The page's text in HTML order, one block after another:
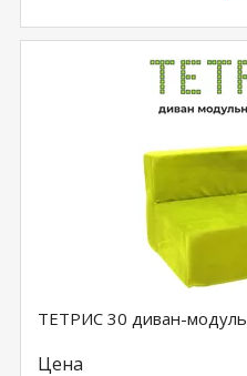
ТЕТРИС 30 диван-модуль
Цена